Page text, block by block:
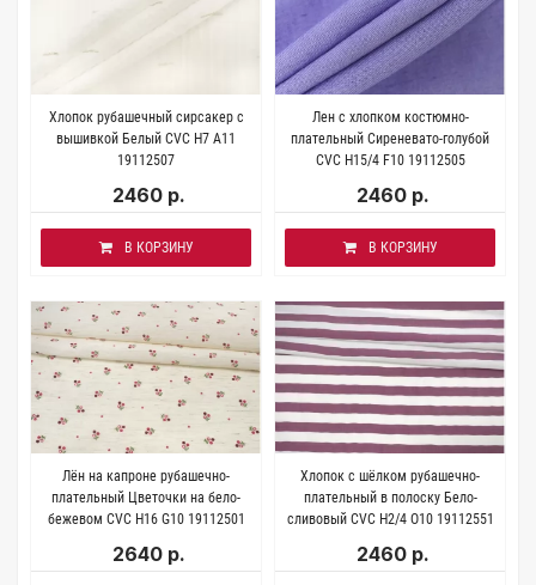
Хлопок рубашечный сирсакер с
вышивкой Белый CVC Н7 A11
19112507
2460 р.
В КОРЗИНУ
Лен с хлопком костюмно-
плательный Сиреневато-голубой
CVC H15/4 F10 19112505
2460 р.
В КОРЗИНУ
Лён на капроне рубашечно-
плательный Цветочки на бело-
бежевом CVC Н16 G10 19112501
2640 р.
Хлопок с шёлком рубашечно-
плательный в полоску Бело-
сливовый CVC H2/4 O10 19112551
2460 р.